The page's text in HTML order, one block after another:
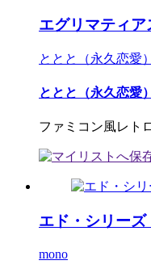
エグリマティア
ととと（永久恋愛）
ととと（永久恋愛）
ファミコン風レト
エド・シリー
mono